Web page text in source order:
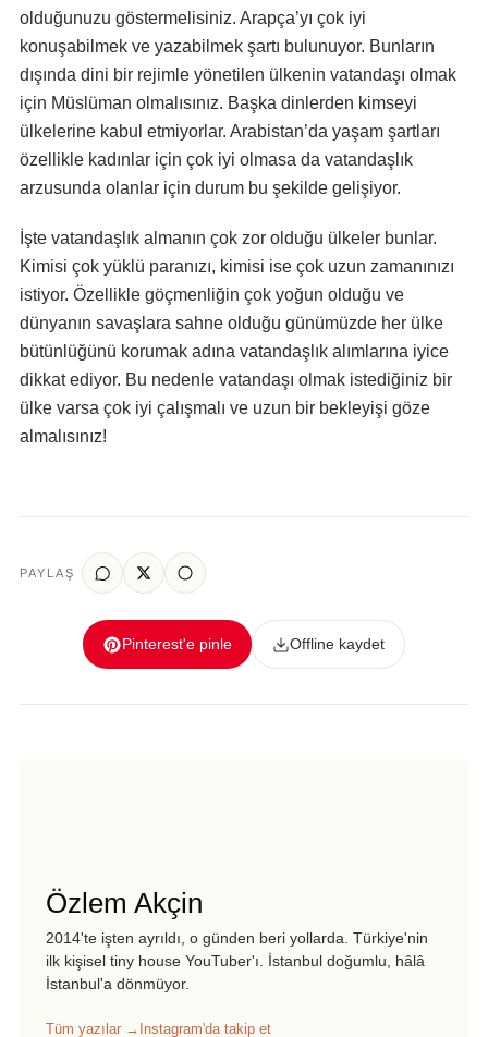
olduğunuzu göstermelisiniz. Arapça’yı çok iyi
konuşabilmek ve yazabilmek şartı bulunuyor. Bunların
dışında dini bir rejimle yönetilen ülkenin vatandaşı olmak
için Müslüman olmalısınız. Başka dinlerden kimseyi
ülkelerine kabul etmiyorlar. Arabistan’da yaşam şartları
özellikle kadınlar için çok iyi olmasa da vatandaşlık
arzusunda olanlar için durum bu şekilde gelişiyor.
İşte vatandaşlık almanın çok zor olduğu ülkeler bunlar.
Kimisi çok yüklü paranızı, kimisi ise çok uzun zamanınızı
istiyor. Özellikle göçmenliğin çok yoğun olduğu ve
dünyanın savaşlara sahne olduğu günümüzde her ülke
bütünlüğünü korumak adına vatandaşlık alımlarına iyice
dikkat ediyor. Bu nedenle vatandaşı olmak istediğiniz bir
ülke varsa çok iyi çalışmalı ve uzun bir bekleyişi göze
almalısınız!
PAYLAŞ
Pinterest'e pinle Offline kaydet
Özlem Akçin
2014'te işten ayrıldı, o günden beri yollarda. Türkiye'nin
ilk kişisel tiny house YouTuber'ı. İstanbul doğumlu, hâlâ
İstanbul'a dönmüyor.
Tüm yazılar → Instagram'da takip et